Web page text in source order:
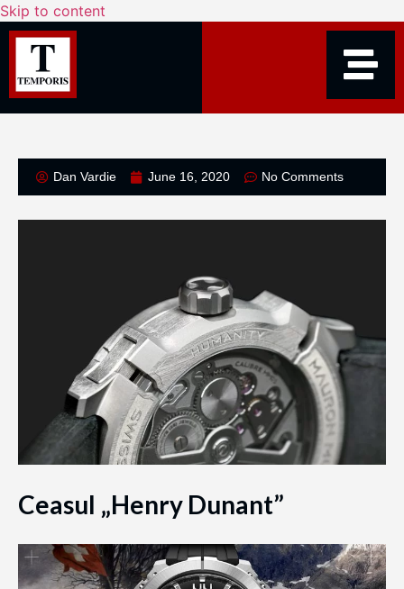
Skip to content
Dan Vardie June 16, 2020 No Comments
Ceasul „Henry Dunant”